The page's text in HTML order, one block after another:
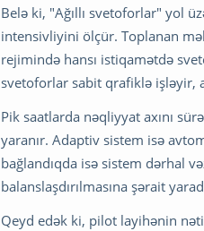
Belə ki, "Ağıllı svetoforlar" yol
intensivliyini ölçür. Toplanan
rejimində hansı istiqamətdə
svetoforlar sabit qrafiklə işləyir,
Pik saatlarda nəqliyyat axını
yaranır. Adaptiv sistem isə
bağlandıqda isə sistem dərhal
balanslaşdırılmasına şərait
Qeyd edək ki, pilot layihənin